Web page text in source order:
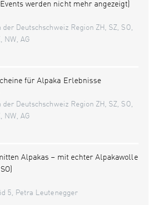
werden nicht mehr angezeigt)
der Deutschschweiz Region ZH, SZ, SO,
NW, AG
für Alpaka Erlebnisse
der Deutschschweiz Region ZH, SZ, SO,
NW, AG
Alpakas – mit echter Alpakawolle
5, Petra Leutenegger